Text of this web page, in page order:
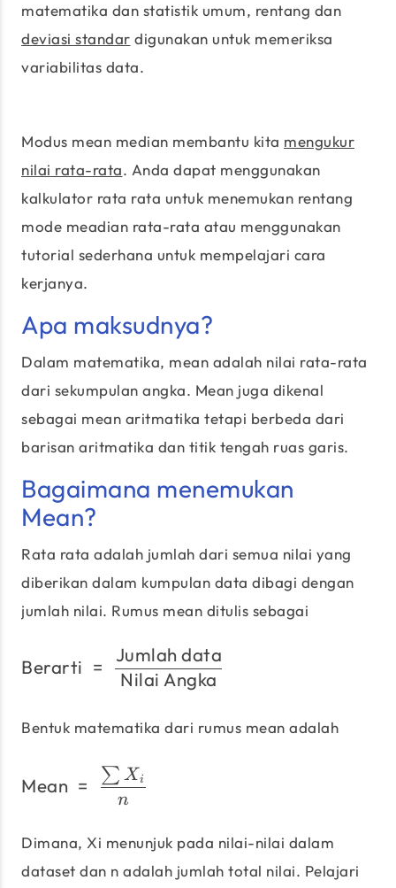
matematika dan statistik umum, rentang dan
deviasi standar digunakan untuk memeriksa
variabilitas data.
Modus mean median membantu kita mengukur
nilai rata-rata. Anda dapat menggunakan
kalkulator rata rata untuk menemukan rentang
mode meadian rata-rata atau menggunakan
tutorial sederhana untuk mempelajari cara
kerjanya.
Apa maksudnya?
Dalam matematika, mean adalah nilai rata-rata
dari sekumpulan angka. Mean juga dikenal
sebagai mean aritmatika tetapi berbeda dari
barisan aritmatika dan titik tengah ruas garis.
Bagaimana menemukan
Mean?
Rata rata adalah jumlah dari semua nilai yang
diberikan dalam kumpulan data dibagi dengan
jumlah nilai. Rumus mean ditulis sebagai
Berarti =
Nilai Angka
Jumlah data
Bentuk matematika dari rumus mean adalah
Mean =
n
∑ X i
Dimana, Xi menunjuk pada nilai-nilai dalam
dataset dan n adalah jumlah total nilai. Pelajari